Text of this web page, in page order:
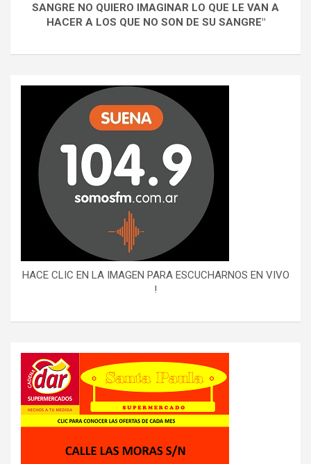
SANGRE NO QUIERO IMAGINAR LO QUE LE VAN A
HACER A LOS QUE NO SON DE SU SANGRE"
HACE CLIC EN LA IMAGEN PARA ESCUCHARNOS EN VIVO
!